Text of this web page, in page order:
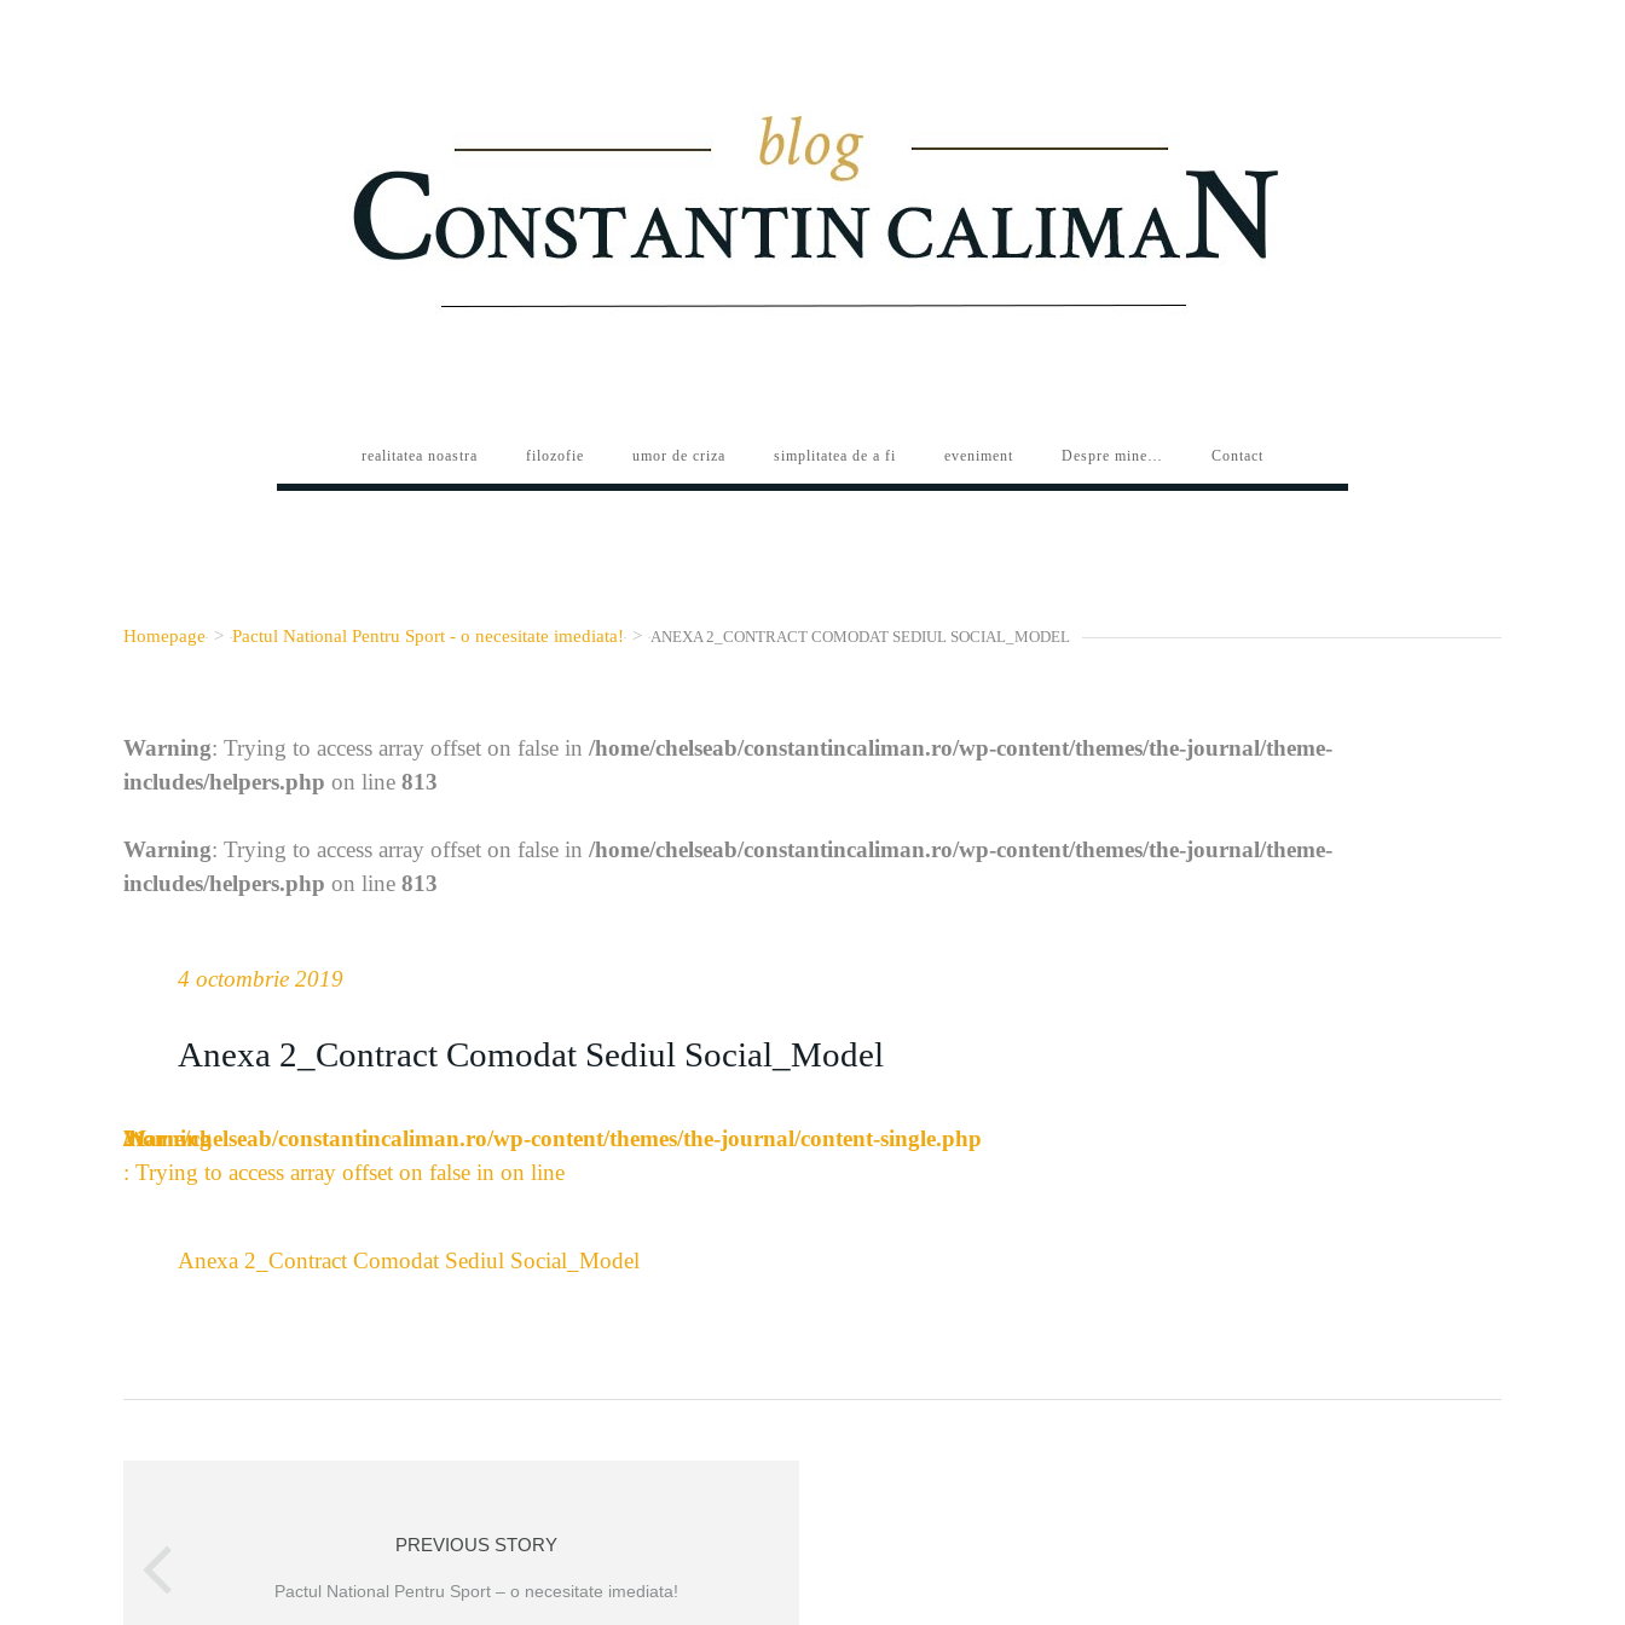
realitatea noastra filozofie umor de criza simplitatea de a fi eveniment Despre mine… Contact
Homepage > Pactul National Pentru Sport - o necesitate imediata! > ANEXA 2_CONTRACT COMODAT SEDIUL SOCIAL_MODEL
Warning: Trying to access array offset on false in /home/chelseab/constantincaliman.ro/wp-content/themes/the-journal/theme-
includes/helpers.php on line 813
Warning: Trying to access array offset on false in /home/chelseab/constantincaliman.ro/wp-content/themes/the-journal/theme-
includes/helpers.php on line 813
4 octombrie 2019
Anexa 2_Contract Comodat Sediul Social_Model
Warning
: Trying to access array offset on false in
/home/chelseab/constantincaliman.ro/wp-content/themes/the-journal/content-single.php
on line
21
Anexa 2_Contract Comodat Sediul Social_Model
PREVIOUS STORY
Pactul National Pentru Sport – o necesitate imediata!